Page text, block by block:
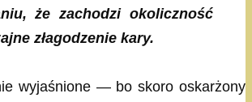
że zachodzi okoliczność
złagodzenie kary.
wyjaśnione — bo skoro oskarżony